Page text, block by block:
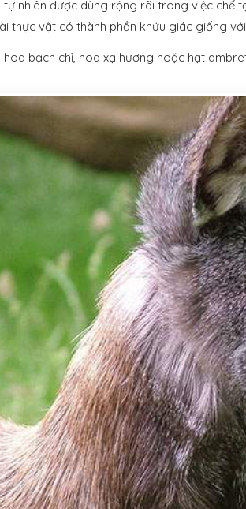
tự nhiên được dùng rộng rãi trong việc
thực vật có thành phần khứu giác giống
hoa bạch chỉ, hoa xạ hương hoặc hạt